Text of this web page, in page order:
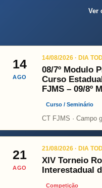
Ver
14
AGO
14/08/2026 · DIA
08/7º Modulo
Curso
FJMS – 09/8º
Curso / Seminário
CT FJMS · Campo
21
AGO
21/08/2026 · DIA
XIV Torneio
Interestadual
Competição
ONÇA PINT PSOPJ